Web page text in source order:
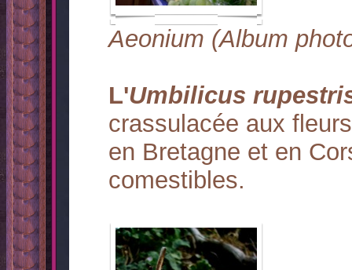
Aeonium (Album
L'Umbilicus
crassulacée aux
en Bretagne et en
comestibles.